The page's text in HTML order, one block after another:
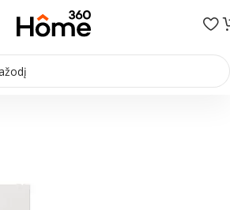
siurbliai Oras-vanduo